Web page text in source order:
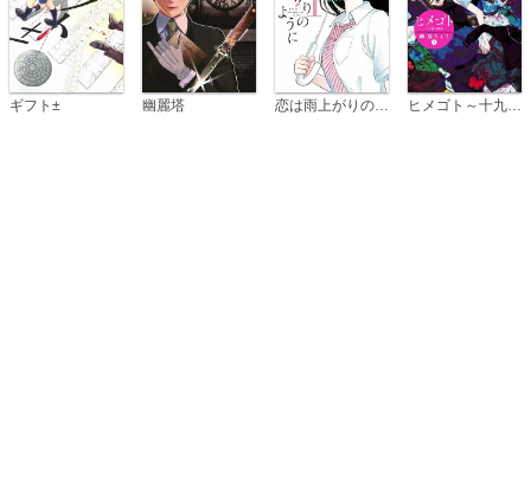
ギフト± 幽麗塔 恋は雨上がりのように ヒメゴト～十九歳の制服～